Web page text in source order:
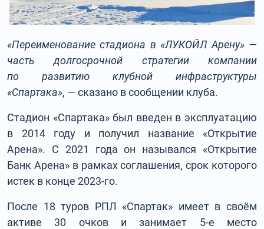
«Переименование стадиона в «ЛУКОЙЛ Арену» —
часть долгосрочной стратегии компании
по развитию клубной инфраструктуры
«Спартака», — сказано в сообщении клуба.
Стадион «Спартака» был введен в эксплуатацию
в 2014 году и получил название «Открытие
Арена». С 2021 года он назывался «Открытие
Банк Арена» в рамках соглашения, срок которого
истек в конце 2023-го.
После 18 туров РПЛ «Спартак» имеет в своём
активе 30 очков и занимает 5-е место